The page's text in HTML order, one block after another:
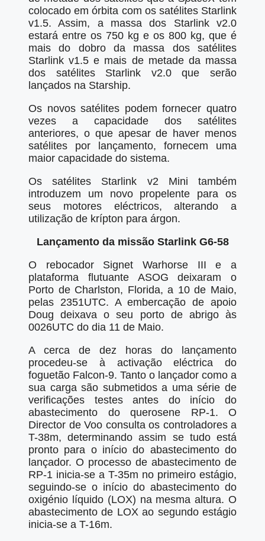
colocado em órbita com os satélites Starlink
v1.5. Assim, a massa dos Starlink v2.0
estará entre os 750 kg e os 800 kg, que é
mais do dobro da massa dos satélites
Starlink v1.5 e mais de metade da massa
dos satélites Starlink v2.0 que serão
lançados na Starship.
Os novos satélites podem fornecer quatro
vezes a capacidade dos satélites
anteriores, o que apesar de haver menos
satélites por lançamento, fornecem uma
maior capacidade do sistema.
Os satélites Starlink v2 Mini também
introduzem um novo propelente para os
seus motores eléctricos, alterando a
utilização de krípton para árgon.
Lançamento da missão Starlink G6-58
O rebocador Signet Warhorse III e a
plataforma flutuante ASOG deixaram o
Porto de Charlston, Florida, a 10 de Maio,
pelas 2351UTC. A embercação de apoio
Doug deixava o seu porto de abrigo às
0026UTC do dia 11 de Maio.
A cerca de dez horas do lançamento
procedeu-se à activação eléctrica do
foguetão Falcon-9. Tanto o lançador como a
sua carga são submetidos a uma série de
verificações testes antes do início do
abastecimento do querosene RP-1. O
Director de Voo consulta os controladores a
T-38m, determinando assim se tudo está
pronto para o início do abastecimento do
lançador. O processo de abastecimento de
RP-1 inicia-se a T-35m no primeiro estágio,
seguindo-se o início do abastecimento do
oxigénio líquido (LOX) na mesma altura. O
abastecimento de LOX ao segundo estágio
inicia-se a T-16m.